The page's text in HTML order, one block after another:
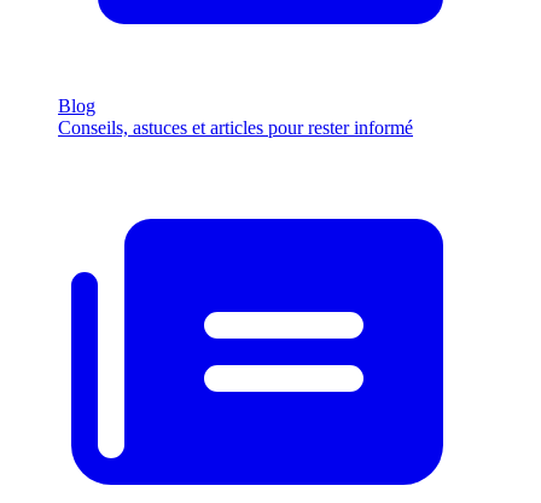
Blog
Conseils, astuces et articles pour rester informé